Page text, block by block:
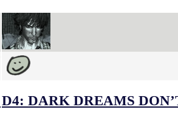
D4: DARK DREAMS